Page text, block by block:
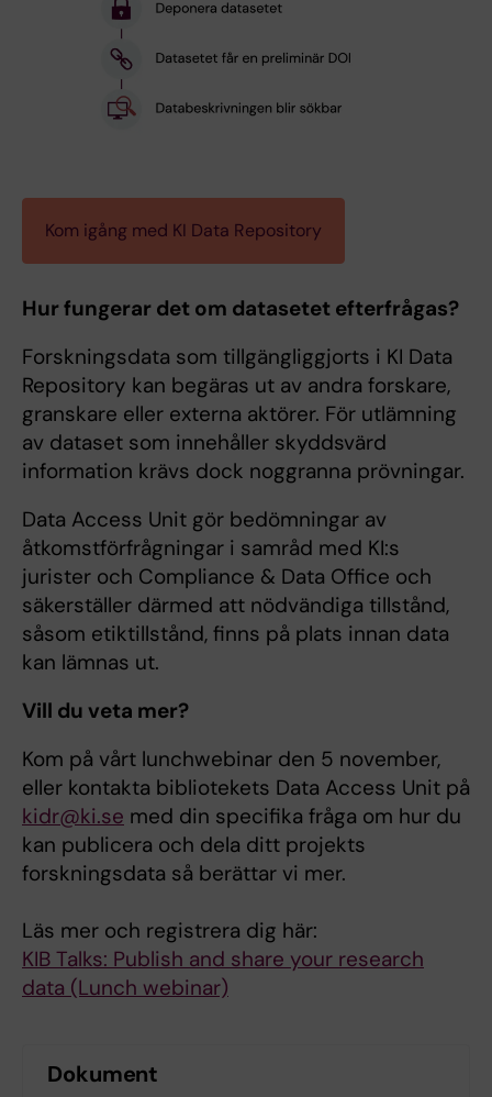
Kom igång med KI Data Repository
Hur fungerar det om datasetet efterfrågas?
Forskningsdata som tillgängliggjorts i KI Data
Repository kan begäras ut av andra forskare,
granskare eller externa aktörer. För utlämning
av dataset som innehåller skyddsvärd
information krävs dock noggranna prövningar.
Data Access Unit gör bedömningar av
åtkomstförfrågningar i samråd med KI:s
jurister och Compliance & Data Office och
säkerställer därmed att nödvändiga tillstånd,
såsom etiktillstånd, finns på plats innan data
kan lämnas ut.​
Vill du veta mer?
Kom på vårt lunchwebinar den 5 november,
eller kontakta bibliotekets Data Access Unit på
kidr@ki.se med din specifika fråga om hur du
kan publicera och dela ditt projekts
forskningsdata så berättar vi mer.
Läs mer och registrera dig här:
KIB Talks: Publish and share your research
data (Lunch webinar)
Dokument